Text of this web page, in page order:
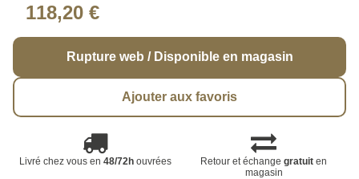
118,20 €
Rupture web / Disponible en magasin
Ajouter aux favoris
Livré chez vous en 48/72houvrées Retour et échangegratuit en
magasin